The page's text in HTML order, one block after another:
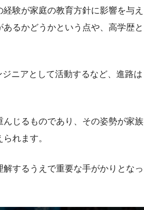
験が家庭の教育方針に影響を与え
るかどうかという点や、高学歴と
ニアとして活動するなど、進路は
じるものであり、その姿勢が家族
れます。
するうえで重要な手がかりとなっ